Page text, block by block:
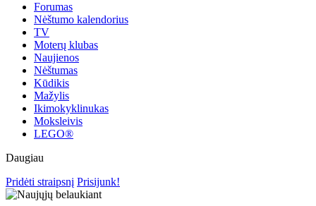
Forumas
Nėštumo kalendorius
TV
Moterų klubas
Naujienos
Nėštumas
Kūdikis
Mažylis
Ikimokyklinukas
Moksleivis
LEGO®
Daugiau
Pridėti straipsnį Prisijunk!